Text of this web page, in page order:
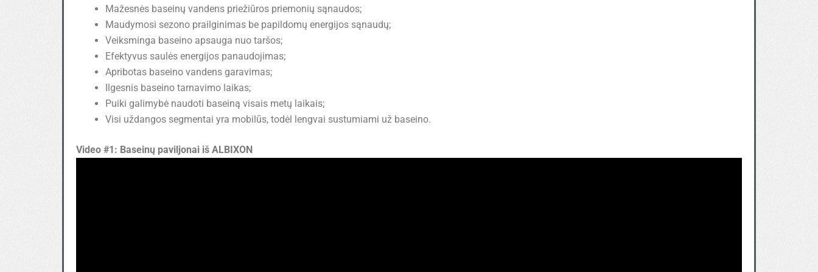
Mažesnės baseinų vandens priežiūros priemonių sąnaudos;
Maudymosi sezono prailginimas be papildomų energijos sąnaudų;
Veiksminga baseino apsauga nuo taršos;
Efektyvus saulės energijos panaudojimas;
Apribotas baseino vandens garavimas;
Ilgesnis baseino tarnavimo laikas;
Puiki galimybė naudoti baseiną visais metų laikais;
Visi uždangos segmentai yra mobilūs, todėl lengvai sustumiami už baseino.
Video #1: Baseinų paviljonai iš ALBIXON